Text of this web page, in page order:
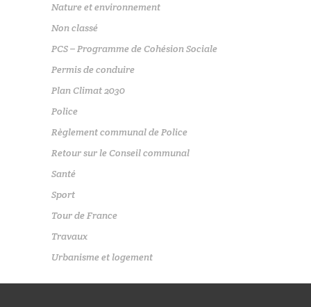
Nature et environnement
Non classé
PCS – Programme de Cohésion Sociale
Permis de conduire
Plan Climat 2030
Police
Règlement communal de Police
Retour sur le Conseil communal
Santé
Sport
Tour de France
Travaux
Urbanisme et logement